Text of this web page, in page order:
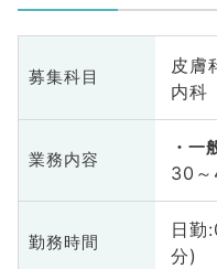
募集科目
皮膚
内科
業務内容
一
30～
勤務時間
日勤
分)